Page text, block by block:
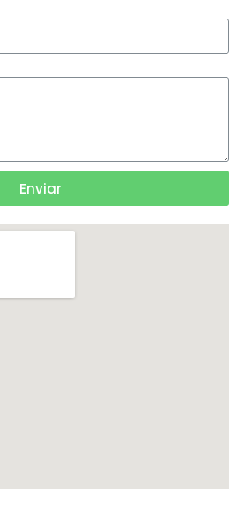
Enviar